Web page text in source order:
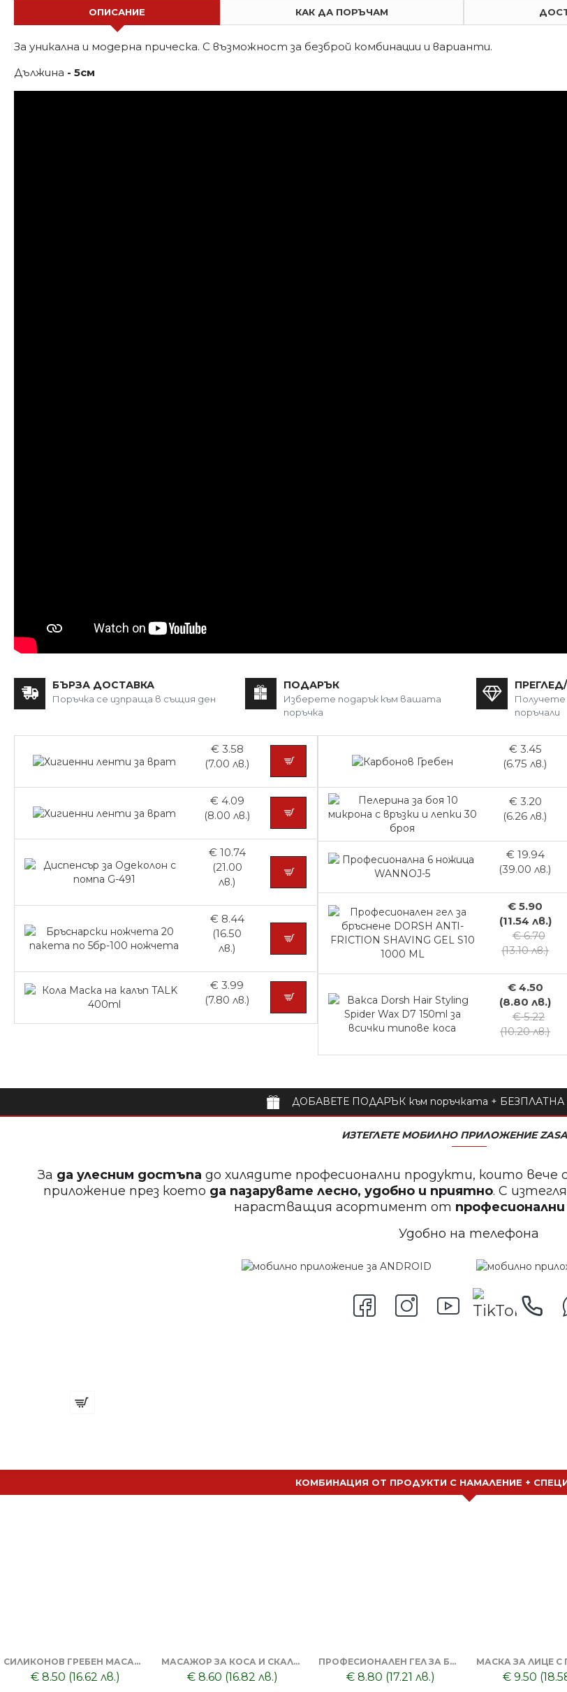
ОПИСАНИЕ КАК ДА ПОРЪЧАМ
За уникална и модерна прическа. С възможност за безброй комбинации и варианти.
Дължина - 5см
БЪРЗА ДОСТАВКА
Поръчка се изпраща в същия ден
ПОДАРЪК
Изберете подарък към вашата
поръчка
поръчали
€ 3.58
(7.00 лв.)
€ 4.09
(8.00 лв.)
€ 10.74
(21.00
лв.)
€ 8.44
(16.50
лв.)
€ 3.99
(7.80 лв.)
€ 3.45
(6.75 лв.)
€ 3.20
(6.26 лв.)
€ 19.94
(39.00 лв.)
€ 5.90
(11.54 лв.)
€ 6.70
(13.10 лв.)
€ 4.50
(8.80 лв.)
€ 5.22
(10.20 лв.)
ДОБАВЕТЕ ПОДАРЪК към поръчката + БЕЗПЛАТНА
ИЗТЕГЛЕТЕ МОБИЛНО ПРИЛОЖЕНИЕ
За да улесним достъпадо хилядите професионални продукти, които вече
приложение през което да пазарувате лесно, удобно и приятно. С
нарастващия асортимент от
Удобно на телефона
КОМБИНАЦИЯ ОТ ПРОДУКТИ С НАМАЛЕНИЕ +
СИЛИКОНОВ ГРЕБЕН МАСАЖОР + ТОНИК ЗА КОСА DORSH
€ 8.50 (16.62 лв.)
МАСАЖОР ЗА КОСА И СКАЛП + DORSH SILVER - ШАМПОАН ПРОТИВ ОРАНЖЕВО ЛИЛАВО 500 МЛ
€ 8.60 (16.82 лв.)
ПРОФЕСИОНАЛЕН ГЕЛ ЗА БРЪСНЕНЕ 1000 ML + БРЪСНАЧ ЗА ЕДНОКРАТНИ НОЖЧЕТА + БРЪСНАРСКИ НОЖЧЕТА ASTRA - 5БР
€ 8.80 (17.21 лв.) € 9.50